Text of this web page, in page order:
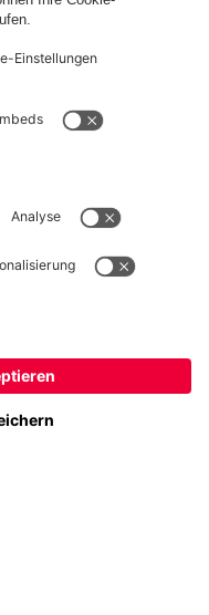
AG
57, 81547 München
zu liefern!
zu liefern!